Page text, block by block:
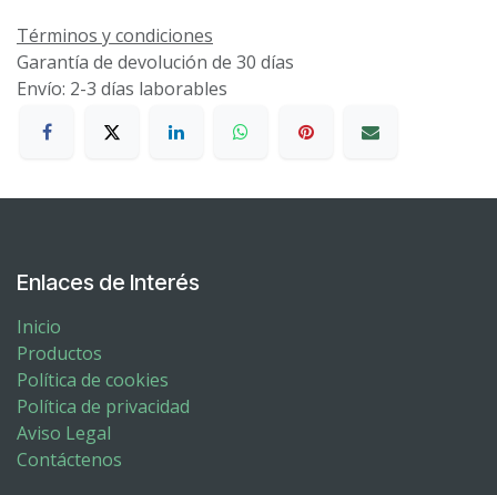
Términos y condiciones
Garantía de devolución de 30 días
Envío: 2-3 días laborables
Enlaces de Interés
Inicio
Productos
Política de cookies
Política de privacidad
Aviso Legal
Contáctenos